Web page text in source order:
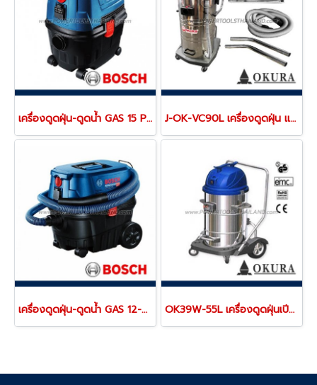
เครื่องดูดฝุ่น-ดูดน้ำ GAS 15 PL (06019E51K0) J-OK-VC90L เครื่องดูดฝุ่น แห้ง/เปียก 90L 1200Wx3 / 220V OKURA
เครื่องดูดฝุ่น-ดูดน้ำ GAS 12-25 PL (060197C1K0) OK39W-55L เครื่องดูดฝุ่นเปียก-แห้ง ขนาด 55 ลิตร มอเตอร์ 3 STAGE 1350W OKURA